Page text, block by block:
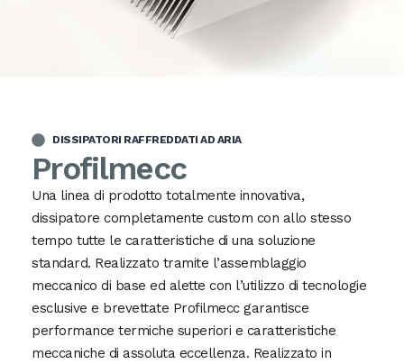
DISSIPATORI RAFFREDDATI AD ARIA
Profilmecc
Una linea di prodotto totalmente innovativa,
dissipatore completamente custom con allo stesso
tempo tutte le caratteristiche di una soluzione
standard. Realizzato tramite l’assemblaggio
meccanico di base ed alette con l’utilizzo di tecnologie
esclusive e brevettate Profilmecc garantisce
performance termiche superiori e caratteristiche
meccaniche di assoluta eccellenza. Realizzato in